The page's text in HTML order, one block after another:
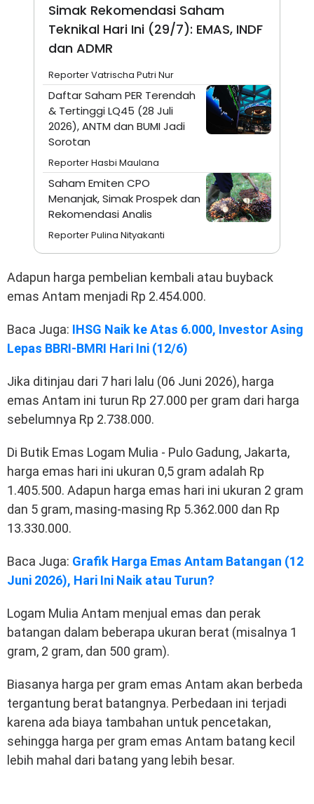
Simak Rekomendasi Saham
Teknikal Hari Ini (29/7): EMAS, INDF
dan ADMR
Reporter Vatrischa Putri Nur
Daftar Saham PER Terendah
& Tertinggi LQ45 (28 Juli
2026), ANTM dan BUMI Jadi
Sorotan
Reporter Hasbi Maulana
Saham Emiten CPO
Menanjak, Simak Prospek dan
Rekomendasi Analis
Reporter Pulina Nityakanti
Adapun harga pembelian kembali atau buyback
emas Antam menjadi Rp 2.454.000.
Baca Juga: IHSG Naik ke Atas 6.000, Investor Asing
Lepas BBRI-BMRI Hari Ini (12/6)
Jika ditinjau dari 7 hari lalu (06 Juni 2026), harga
emas Antam ini turun Rp 27.000 per gram dari harga
sebelumnya Rp 2.738.000.
Di Butik Emas Logam Mulia - Pulo Gadung, Jakarta,
harga emas hari ini ukuran 0,5 gram adalah Rp
1.405.500. Adapun harga emas hari ini ukuran 2 gram
dan 5 gram, masing-masing Rp 5.362.000 dan Rp
13.330.000.
Baca Juga: Grafik Harga Emas Antam Batangan (12
Juni 2026), Hari Ini Naik atau Turun?
Logam Mulia Antam menjual emas dan perak
batangan dalam beberapa ukuran berat (misalnya 1
gram, 2 gram, dan 500 gram).
Biasanya harga per gram emas Antam akan berbeda
tergantung berat batangnya. Perbedaan ini terjadi
karena ada biaya tambahan untuk pencetakan,
sehingga harga per gram emas Antam batang kecil
lebih mahal dari batang yang lebih besar.